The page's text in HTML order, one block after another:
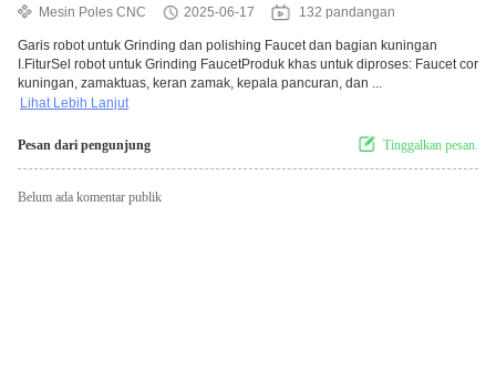
Mesin Poles CNC
2025-06-17 132 pandangan
Garis robot untuk Grinding dan polishing Faucet dan bagian kuningan
I.FiturSel robot untuk Grinding FaucetProduk khas untuk diproses: Faucet cor
kuningan, zamaktuas, keran zamak, kepala pancuran, dan ...
Lihat Lebih Lanjut
Pesan dari pengunjung Tinggalkan pesan.
Belum ada komentar publik